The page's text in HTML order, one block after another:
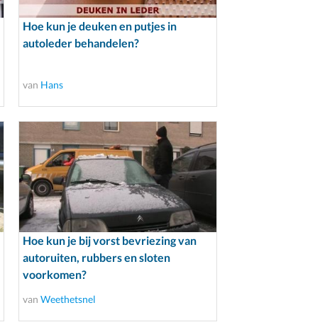
Hoe kun je deuken en putjes in
autoleder behandelen?
van Hans
Hoe kun je bij vorst bevriezing van
autoruiten, rubbers en sloten
voorkomen?
van Weethetsnel